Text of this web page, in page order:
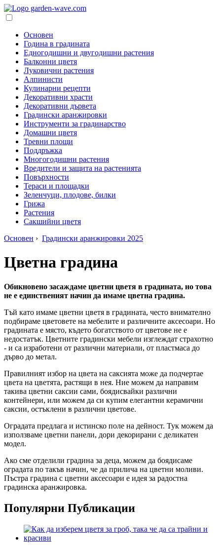
Основен
Година в градината
Едногодишни и двугодишни растения
Балконни цветя
Луковични растения
Алпинисти
Кулинарни рецепти
Декоративни храсти
Декоративни дървета
Градински аранжировки
Инструменти за градинарство
Домашни цветя
Тревни площи
Поддръжка
Многогодишни растения
Вредители и защита на растенията
Повърхности
Тераси и площадки
Зеленчуци, плодове, билки
Грижа
Растения
Сакшийни цветя
Основен › Градински аранжировки 2025
Цветна градина
Обикновено засаждаме цветни цветя в градината, но това
не е единственият начин да имаме цветна градина.
Тъй като имаме цветни цветя в градината, често внимателно
подбираме цветовете на мебелите и различните аксесоари. Но
градината е място, където богатството от цветове не е
недостатък. Цветните градински мебели изглеждат страхотно
- и са изработени от различни материали, от пластмаса до
дърво до метал.
Правилният избор на цвета на саксията може да подчертае
цвета на цветята, растящи в нея. Ние можем да направим
такива цветни саксии сами, боядисвайки различни
контейнери, или можем да си купим елегантни керамични
саксии, остъклени в различни цветове.
Оградата предлага и истинско поле на дейност. Тук можем да
използваме цветни панели, дори декорирани с деликатен
модел.
Ако сме отделили градина за деца, можем да боядисаме
оградата по такъв начин, че да прилича на цветни моливи.
Пъстра градина с цветни аксесоари е идея за радостна
градинска аранжировка.
Популярни Публикации